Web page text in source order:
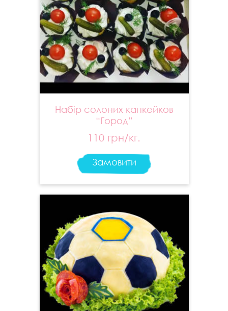
Набір солоних капкейков
“Город”
110 грн/кг.
Замовити